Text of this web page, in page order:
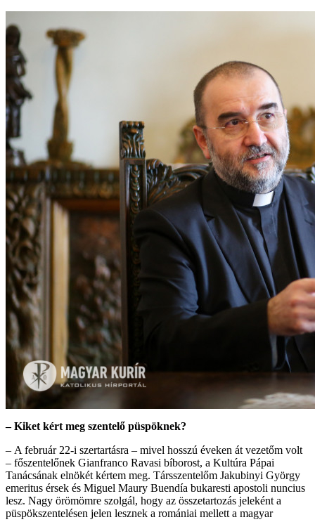
– Kiket kért meg szentelő püspöknek?
– A február 22-i szertartásra – mivel hosszú éveken át vezetőm volt
– főszentelőnek Gianfranco Ravasi bíborost, a Kultúra Pápai
Tanácsának elnökét kértem meg. Társszentelőm Jakubinyi György
emeritus érsek és Miguel Maury Buendía bukaresti apostoli nuncius
lesz. Nagy örömömre szolgál, hogy az összetartozás jeleként a
püspökszentelésen jelen lesznek a romániai mellett a magyar